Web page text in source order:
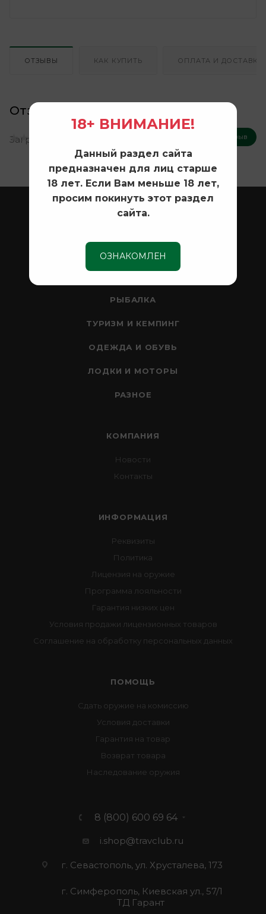
ОТЗЫВЫ КАК КУПИТЬ ОПЛАТА И ДОСТАВКА
Отзывы
Оставить отзыв
Загрузка отзывов...
ОХОТА
СЕЙФЫ
РЫБАЛКА
ТУРИЗМ И КЕМПИНГ
ОДЕЖДА И ОБУВЬ
ЛОДКИ И МОТОРЫ
РАЗНОЕ
КОМПАНИЯ
Новости
Контакты
ИНФОРМАЦИЯ
Реквизиты
Политика
Лицензия на оружие
Программа лояльности
Гарантия низких цен
Условия продажи лицензионных товаров
Соглашение на обработку персональных данных
ПОМОЩЬ
Сдать оружие на комиссию
Условия доставки
Гарантия на товар
Возврат товара
Наследование оружия
8 (800) 600 69 64
i.shop@travclub.ru
г. Севастополь, ул. Хрусталева, 173
г. Симферополь, Киевская ул., 57/1
ТД Гарант
18+ ВНИМАНИЕ!
Данный раздел сайта
предназначен для лиц старше
18 лет. Если Вам меньше 18 лет,
просим покинуть этот раздел
сайта.
ОЗНАКОМЛЕН